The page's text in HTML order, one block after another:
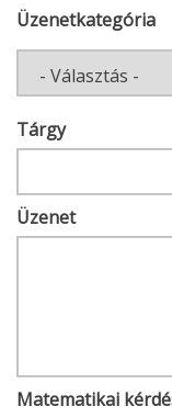
Üzenetkategória
Tárgy
Üzenet
Matematikai